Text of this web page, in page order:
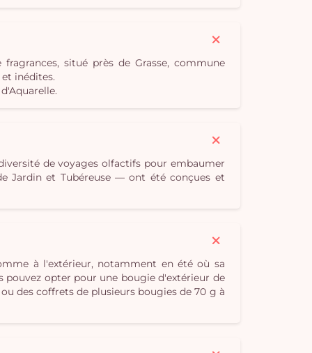
situé près de Grasse, commune
inédites.
de voyages olfactifs pour embaumer
Jardin et Tubéreuse — ont été conçues et
à l'extérieur, notamment en été où sa
opter pour une bougie d'extérieur de
des coffrets de plusieurs bougies de 70 g à